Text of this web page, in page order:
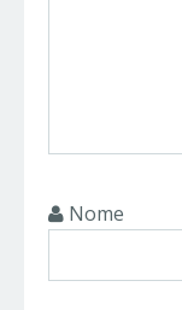
Nome